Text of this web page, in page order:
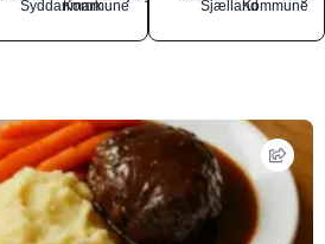
Syddanmark
Kommune
SjællandKommune